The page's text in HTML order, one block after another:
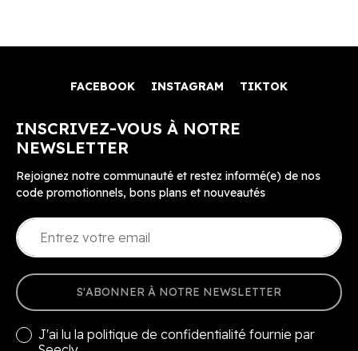
FACEBOOK INSTAGRAM TIKTOK
INSCRIVEZ-VOUS À NOTRE
NEWSLETTER
Rejoignez notre communauté et restez informé(e) de nos
code promotionnels, bons plans et nouveautés
S'ABONNER À NOTRE NEWSLETTER
J'ai lu la politique de confidentialité fournie par